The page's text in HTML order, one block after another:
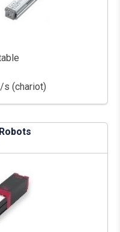
s (chariot)